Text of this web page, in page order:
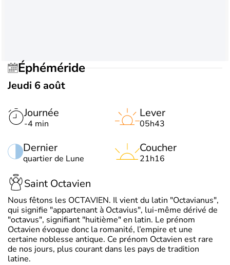
Éphéméride
Jeudi 6 août
Journée
-4 min
Dernier
quartier de Lune
Lever
05h43
Coucher
21h16
Saint Octavien
Nous fêtons les OCTAVIEN. Il vient du latin "Octavianus",
qui signifie "appartenant à Octavius", lui-même dérivé de
"octavus", signifiant "huitième" en latin. Le prénom
Octavien évoque donc la romanité, l’empire et une
certaine noblesse antique. Ce prénom Octavien est rare
de nos jours, plus courant dans les pays de tradition
latine.